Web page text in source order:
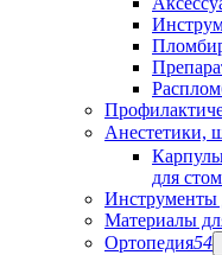
Анестетики,
для
Инструменты
Материалы
Ортопедия54